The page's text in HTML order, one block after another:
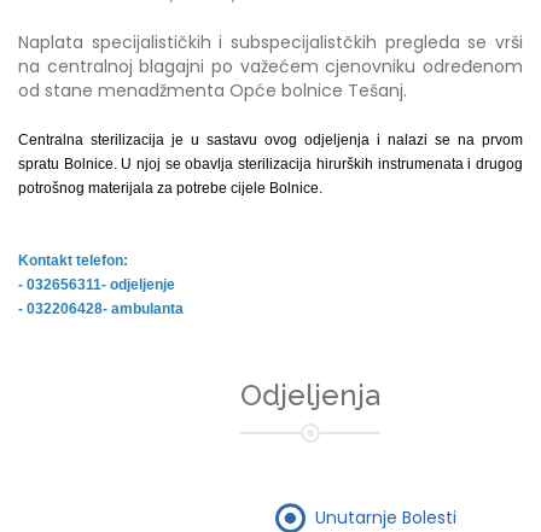
Naplata specijalističkih i subspecijalistčkih pregleda se vrši
na centralnoj blagajni po važećem cjenovniku određenom
od stane menadžmenta Opće bolnice Tešanj.
Centralna sterilizacija je u sastavu ovog odjeljenja i nalazi se na prvom
spratu Bolnice. U njoj se obavlja sterilizacija hirurških instrumenata i drugog
potrošnog materijala za potrebe cijele Bolnice.
Kontakt telefon:
- 032656311- odjeljenje
- 032206428- ambulanta
Odjeljenja
Unutarnje Bolesti